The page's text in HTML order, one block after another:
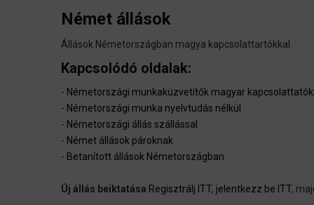
Német állások
Állások Németországban magya kapcsolattartókkal.
Kapcsolódó oldalak:
- Németországi munkaküzvetítők magyar
- Németországi munka nyelvtudás nélkül
- Németországi állás szállással
- Német állások pároknak
- Betanított állások Németországban
Új állás beiktatása Regisztrálj ITT, jelentkezz be ITT,